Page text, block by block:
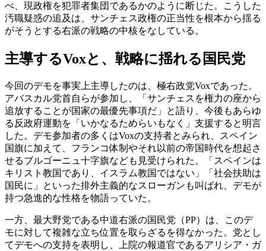
べ、現政権を犯罪者集団であるかのように断じた。こうした
汚職疑惑の追及は、サンチェス政権の正当性を根本から揺る
がそうとする右派の戦略の中核をなしている。
主導するVoxと、戦略に揺れる国民党
今回のデモを事実上主導したのは、極右政党Voxであった。
アバスカル党首自らが参加し、「サンチェスを権力の座から
追放することが国家の最優先事項だ」と語り、今後もあらゆ
る反政府運動を「いかなるためらいもなく」支援すると明言
した。デモ参加者の多くはVoxの支持者とみられ、スペイン
国旗に加えて、フランコ体制やそれ以前の帝国時代を想起さ
せるブルゴーニュ十字旗なども見受けられた。「スペインは
キリスト教国であり、イスラム教国ではない」「社会扶助は
国民に」といった排外主義的なスローガンも叫ばれ、デモが
持つ急進的な性格を物語っていた。
一方、最大野党である中道右派の国民党（PP）は、このデ
モに対して複雑な立ち位置を取らざるを得なかった。党とし
てデモへの支持を表明し、上院の報道官であるアリシア・ガ